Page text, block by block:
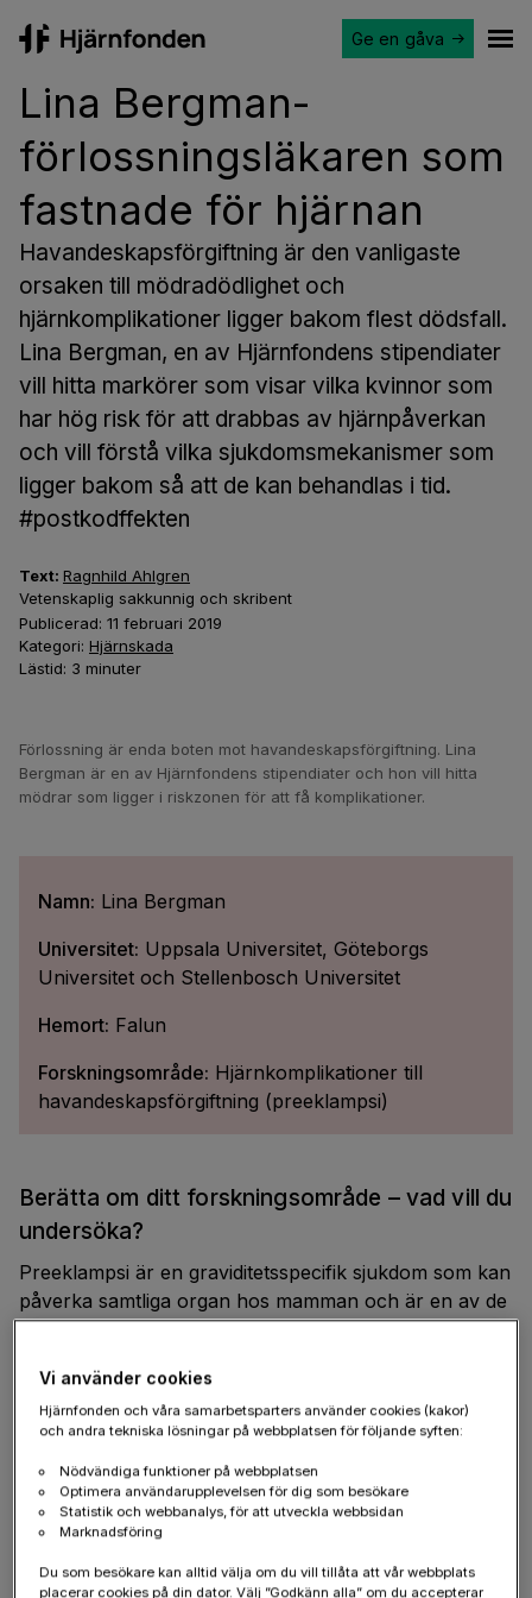
Ge en gåva
Text: Ragnhild Ahlgren
Vetenskaplig sakkunnig och skribent
Publicerad: 11 februari 2019
Kategori: Hjärnskada
Lästid: 3 minuter
Lina Bergman-
förlossningsläkaren som
fastnade för hjärnan
Havandeskapsförgiftning är den vanligaste
orsaken till mödradödlighet och
hjärnkomplikationer ligger bakom flest dödsfall.
Lina Bergman, en av Hjärnfondens stipendiater
vill hitta markörer som visar vilka kvinnor som
har hög risk för att drabbas av hjärnpåverkan
och vill förstå vilka sjukdomsmekanismer som
ligger bakom så att de kan behandlas i tid.
#postkodffekten
Förlossning är enda boten mot havandeskapsförgiftning. Lina
Bergman är en av Hjärnfondens stipendiater och hon vill hitta
mödrar som ligger i riskzonen för att få komplikationer.
Namn: Lina Bergman
Universitet: Uppsala Universitet, Göteborgs
Universitet och Stellenbosch Universitet
Hemort: Falun
Forskningsområde: Hjärnkomplikationer till
havandeskapsförgiftning (preeklampsi)
Berätta om ditt forskningsområde – vad vill du
undersöka?
Preeklampsi är en graviditetsspecifik sjukdom som kan
påverka samtliga organ hos mamman och är en av de
vanligaste orsakerna till mödradödlighet. En av de
dödsfall är hjärnödem (ökad mängd vätska i
hjärnvävnaden) och kramper (eklampsi). Enda boten
är förlossning men man kan även skydda mot
kramper samt behandla kramper med
magnesiumsulfat.
drabbas av hjärnkomplikationer. Det finns även en
Vi använder cookies
Hjärnfonden och våra samarbetsparters använder cookies (kakor)
och andra tekniska lösningar på webbplatsen för följande syften:
Nödvändiga funktioner på webbplatsen
Optimera användarupplevelsen för dig som besökare
Statistik och webbanalys, för att utveckla webbsidan
Marknadsföring
Du som besökare kan alltid välja om du vill tillåta att vår webbplats
placerar cookies på din dator. Välj ”Godkänn alla” om du accepterar